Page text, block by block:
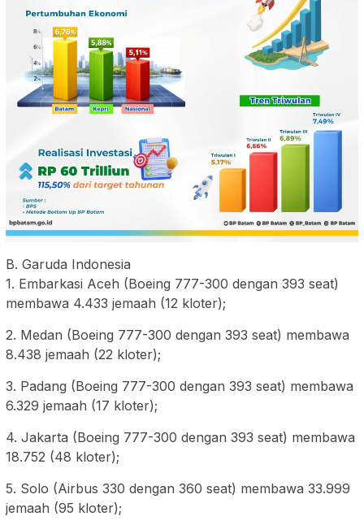
B. Garuda Indonesia
1. Embarkasi Aceh (Boeing 777-300 dengan 393 seat)
membawa 4.433 jemaah (12 kloter);
2. Medan (Boeing 777-300 dengan 393 seat) membawa
8.438 jemaah (22 kloter);
3. Padang (Boeing 777-300 dengan 393 seat) membawa
6.329 jemaah (17 kloter);
4. Jakarta (Boeing 777-300 dengan 393 seat) membawa
18.752 (48 kloter);
5. Solo (Airbus 330 dengan 360 seat) membawa 33.999
jemaah (95 kloter);